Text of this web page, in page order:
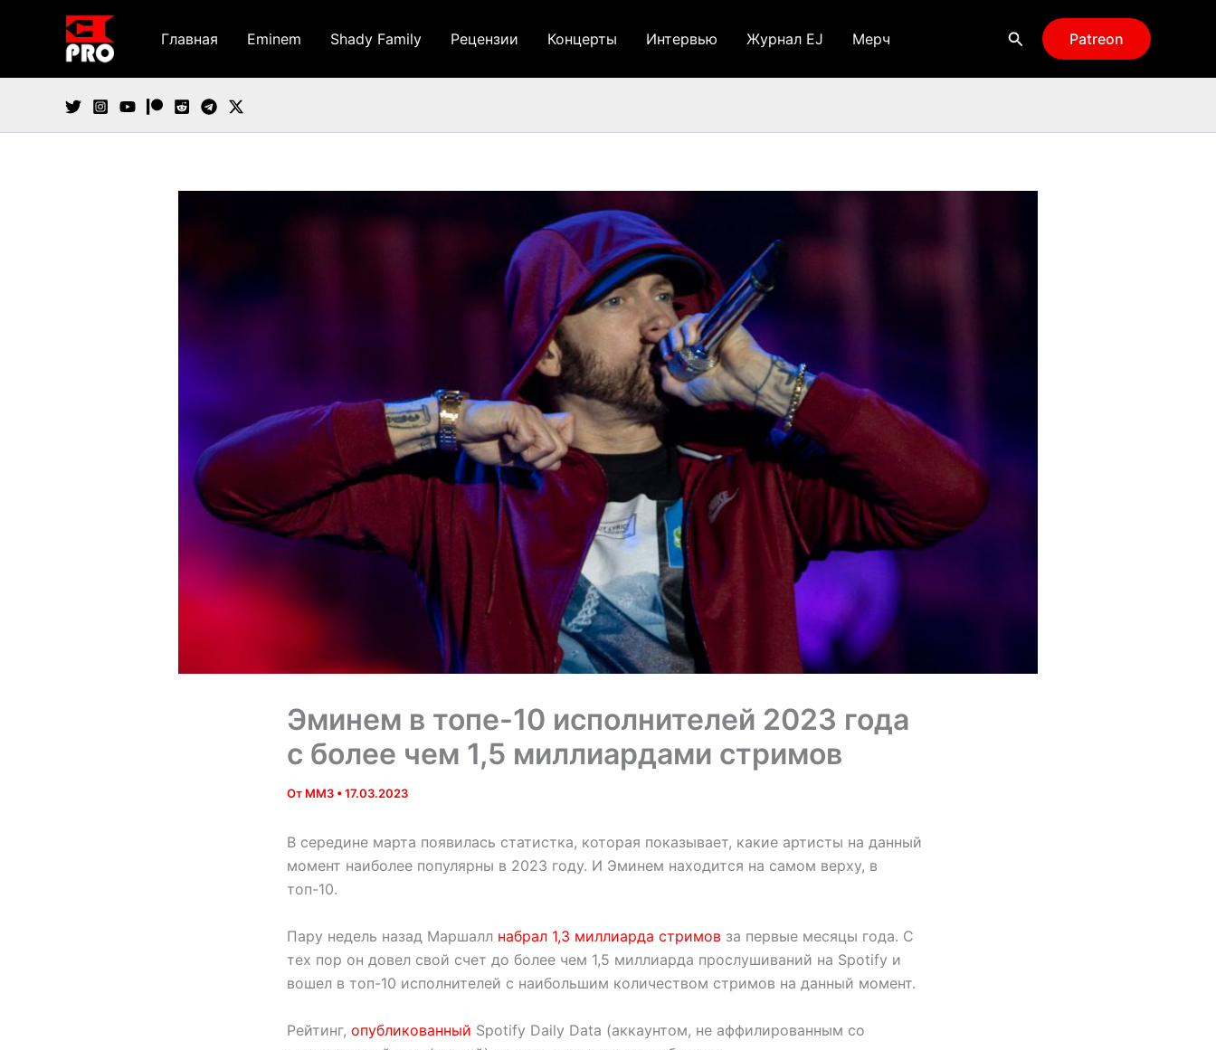
содержимому
Главная Eminem Shady Family Рецензии Концерты Интервью Журнал EJ Мерч Поиск Patreon
Эминем в топе-10 исполнителей 2023 года
с более чем 1,5 миллиардами стримов
От MM3 •17.03.2023
В середине марта появилась статистка, которая показывает, какие артисты на данный
момент наиболее популярны в 2023 году. И Эминем находится на самом верху, в
топ-10.
Пару недель назад Маршалл набрал 1,3 миллиарда стримов за первые месяцы года. С
тех пор он довел свой счет до более чем 1,5 миллиарда прослушиваний на Spotify и
вошел в топ-10 исполнителей с наибольшим количеством стримов на данный момент.
Рейтинг, опубликованный Spotify Daily Data (аккаунтом, не аффилированным со